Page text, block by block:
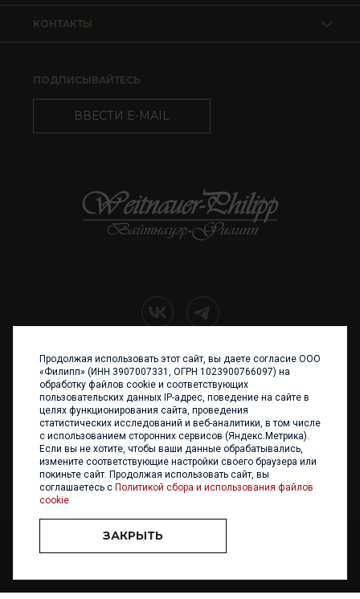
КОНТАКТЫ
ПОДПИСЫВАЙТЕСЬ
ВВЕСТИ E-MAIL
+7 (4012) 960 898
236017 Калининград,
ул. Каштановая аллея, 47
Телефон: +7 4012 960 898,
+7 4012 960 856
Написать нам
ООО «ФИЛИПП» © 2013 - 2026. Все права защищены
Разработка и
Продолжая использовать этот сайт, вы даете согласие ООО
«Филипп» (ИНН 3907007331, ОГРН 1023900766097) на
обработку файлов cookie и соответствующих
пользовательских данных IP-адрес, поведение на сайте в
целях функционирования сайта, проведения
статистических исследований и веб-аналитики, в том числе
с использованием сторонних сервисов (Яндекс.Метрика).
Если вы не хотите, чтобы ваши данные обрабатывались,
измените соответствующие настройки своего браузера или
покиньте сайт. Продолжая использовать сайт, вы
соглашаетесь с Политикой сбора и использования файлов
cookie
ЗАКРЫТЬ